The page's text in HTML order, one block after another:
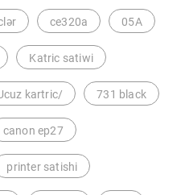
ce320a 05A
Katric satiwi
kartric/ 731 black
canon ep27
printer satishi